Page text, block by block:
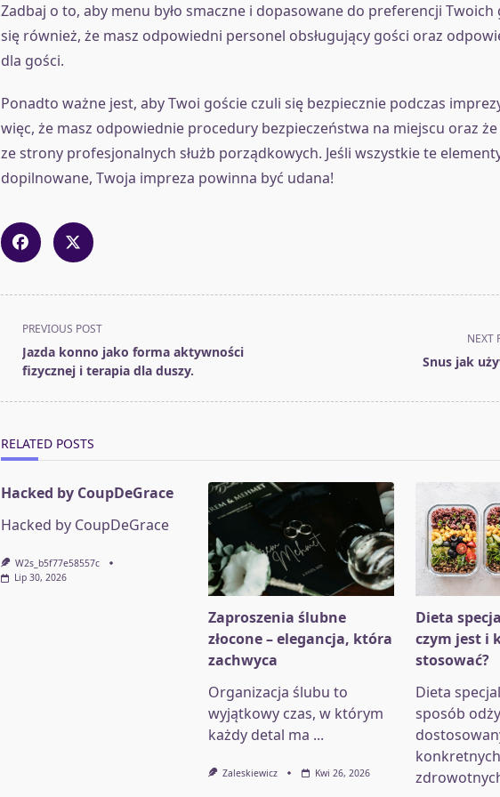
Zadbaj o to, aby menu było smaczne i dopasowane do preferencji Twoich
się również, że masz odpowiedni personel obsługujący gości oraz
dla gości.
Ponadto ważne jest, aby Twoi goście czuli się bezpiecznie podczas
więc, że masz odpowiednie procedury bezpieczeństwa na miejscu oraz
ze strony profesjonalnych służb porządkowych. Jeśli wszystkie te
dopilnowane, Twoja impreza powinna być udana!
<span
class="nav-
subtitle
PREVIOUS POST
Jazda konno jako forma aktywności
fizycznej i terapia dla duszy.
NEXT
Snus jak
RELATED POSTS
Hacked by CoupDeGrace
Hacked by CoupDeGrace
W2s_b5f77e58557c
Lip 30, 2026
Zaproszenia ślubne
złocone – elegancja, która
zachwyca
Organizacja ślubu to
wyjątkowy czas, w którym
każdy detal ma ...
Zaleskiewicz Kwi 26, 2026
Dieta
czym jest i
stosować?
Dieta
sposób